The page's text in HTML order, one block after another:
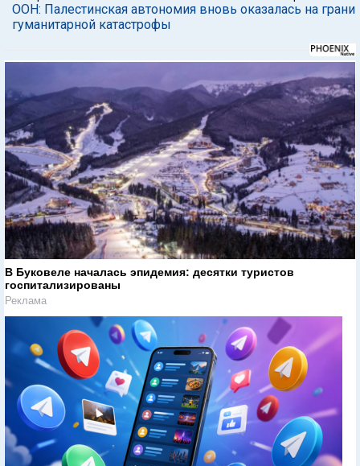
ООН: Палестинская автономия вновь оказалась на грани
гуманитарной катастрофы
В Буковеле началась эпидемия: десятки туристов
госпитализированы
Реклама